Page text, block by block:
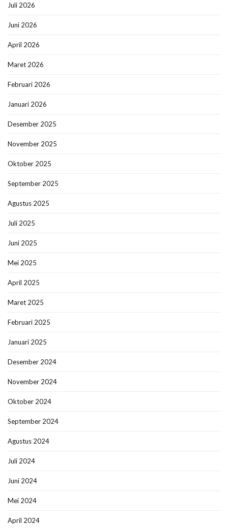
Juli 2026
Juni 2026
April 2026
Maret 2026
Februari 2026
Januari 2026
Desember 2025
November 2025
Oktober 2025
September 2025
Agustus 2025
Juli 2025
Juni 2025
Mei 2025
April 2025
Maret 2025
Februari 2025
Januari 2025
Desember 2024
November 2024
Oktober 2024
September 2024
Agustus 2024
Juli 2024
Juni 2024
Mei 2024
April 2024